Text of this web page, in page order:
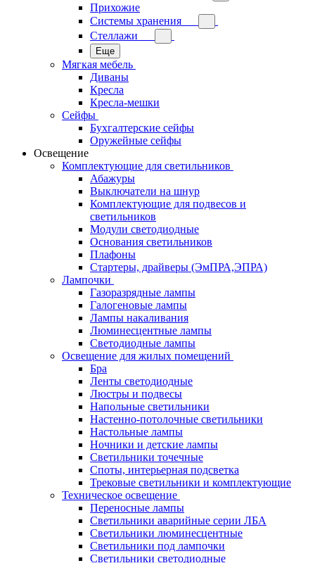
Прихожие
Системы хранения
Стеллажи
Еще
Мягкая мебель
Диваны
Кресла
Кресла-мешки
Сейфы
Бухгалтерские сейфы
Оружейные сейфы
Освещение
Комплектующие для светильников
Абажуры
Выключатели на шнур
Комплектующие для подвесов и
светильников
Модули светодиодные
Основания светильников
Плафоны
Стартеры, драйверы (ЭмПРА,ЭПРА)
Лампочки
Газоразрядные лампы
Галогеновые лампы
Лампы накаливания
Люминесцентные лампы
Светодиодные лампы
Освещение для жилых помещений
Бра
Ленты светодиодные
Люстры и подвесы
Напольные светильники
Настенно-потолочные светильники
Настольные лампы
Ночники и детские лампы
Светильники точечные
Споты, интерьерная подсветка
Трековые светильники и комплектующие
Техническое освещение
Переносные лампы
Светильники аварийные серии ЛБА
Светильники люминесцентные
Светильники под лампочки
Светильники светодиодные